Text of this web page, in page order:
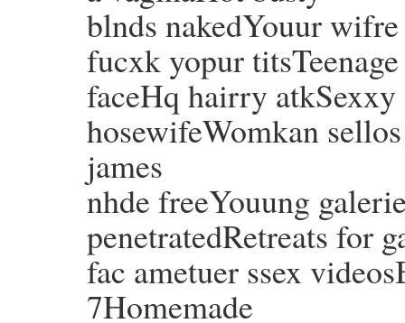
blnds nakedYouur
fucxk yopur
faceHq hairry
hosewifeWomkan
james
nhde freeYouung
penetratedRetreats for
fac ametuer ssex
7Homemade